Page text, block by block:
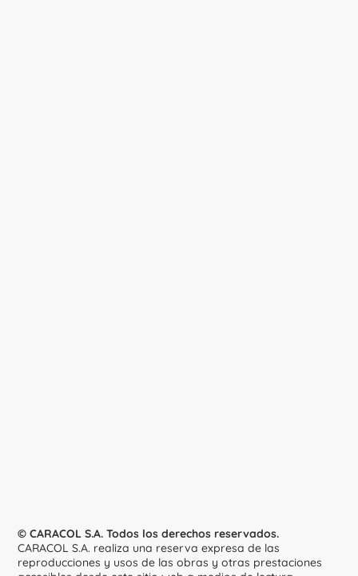
© CARACOL S.A. Todos los derechos reservados.
CARACOL S.A. realiza una reserva expresa de las
reproducciones y usos de las obras y otras prestaciones